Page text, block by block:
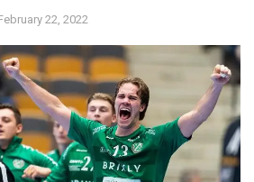
22, 2022